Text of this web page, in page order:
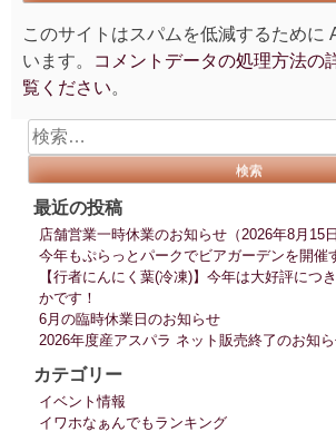
このサイトはスパムを低減するために
います。
コメントデータの処理方法の
覧ください。
検
索:
最近の投稿
店舗営業一時休業のお知らせ（2026年8月15日
今年もぷらっとパークでビアガーデンを開催
【行者にんにく葉(冷凍)】今年は大好評につ
かです！
6月の臨時休業日のお知らせ
2026年度産アスパラ ネット販売終了のお知
カテゴリー
イベント情報
イワホなぁんでもランキング